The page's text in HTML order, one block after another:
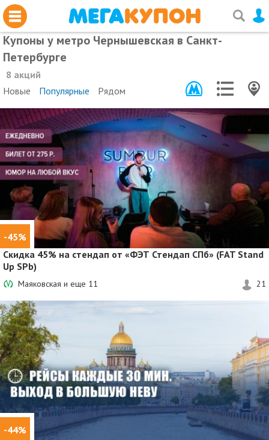
Купоны у метро Чернышевская в Санкт-
Петербурге
8 акций
Новые
Популярные Рядом
-45%
Скидка 45% на стендап от «ФЭТ Стендап СПб» (FAT Stand
Up SPb)
Маяковская и еще 11 21
-44%